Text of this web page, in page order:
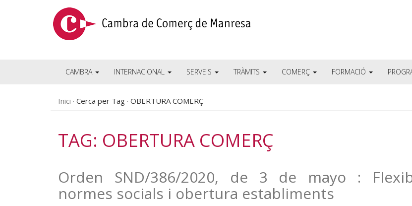
CAMBRA INTERNACIONAL SERVEIS TRÀMITS COMERÇ FORMACIÓ
Inici Cerca per Tag OBERTURA COMERÇ
TAG: OBERTURA COMERÇ
Orden SND/386/2020, de 3 de mayo :
normes socials i obertura establiments